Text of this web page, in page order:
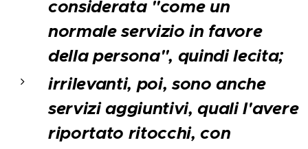
considerata "come un
normale servizio in favore
della persona", quindi lecita;
irrilevanti, poi, sono anche
servizi aggiuntivi, quali l'avere
riportato ritocchi, con